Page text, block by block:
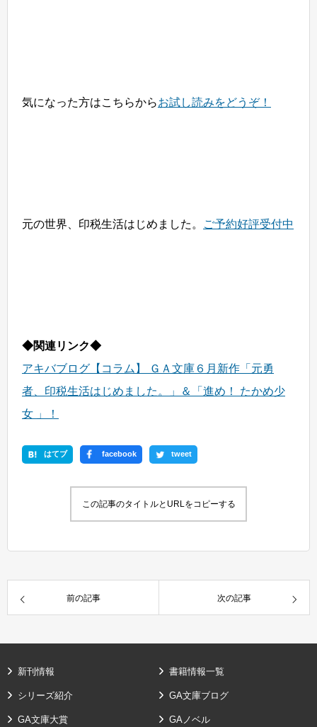
気になった方はこちらからお試し読みをどうぞ！
元の世界、印税生活はじめました。 ご予約好評受付中
◆関連リンク◆
アキバブログ【コラム】 ＧＡ文庫６月新作「元勇
者、印税生活はじめました。」＆「進め！ たかめ少
女 」！
はてブ facebook tweet
この記事のタイトルとURLをコピーする
前の記事 次の記事
新刊情報 書籍情報一覧
シリーズ紹介 GA文庫ブログ
GA文庫大賞 GAノベル